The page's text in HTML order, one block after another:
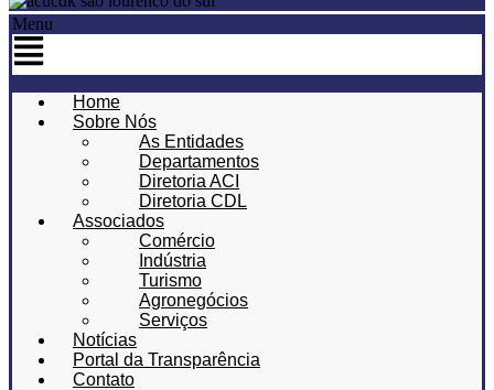
Menu
Home
Sobre Nós
As Entidades
Departamentos
Diretoria ACI
Diretoria CDL
Associados
Comércio
Indústria
Turismo
Agronegócios
Serviços
Notícias
Portal da Transparência
Contato